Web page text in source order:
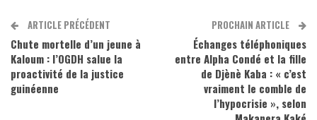
ARTICLE PRÉCÉDENT
Chute mortelle d’un jeune à
Kaloum : l’OGDH salue la
proactivité de la justice
guinéenne
PROCHAIN ARTICLE
Échanges téléphoniques
entre Alpha Condé et la fille
de Djènè Kaba : « c’est
vraiment le comble de
l’hypocrisie », selon